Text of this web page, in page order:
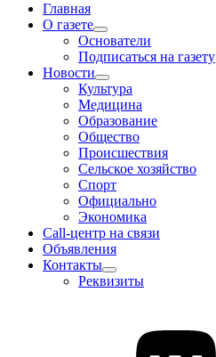
Главная
О газете
Основатели
Подписаться на газету
Новости
Культура
Медицина
Образование
Общество
Происшествия
Сельское хозяйство
Спорт
Официально
Экономика
Call-центр на связи
Объявления
Контакты
Реквизиты